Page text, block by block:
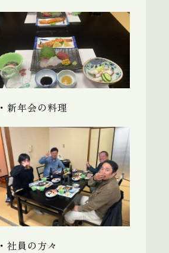
・新年会の料理
・社員の方々